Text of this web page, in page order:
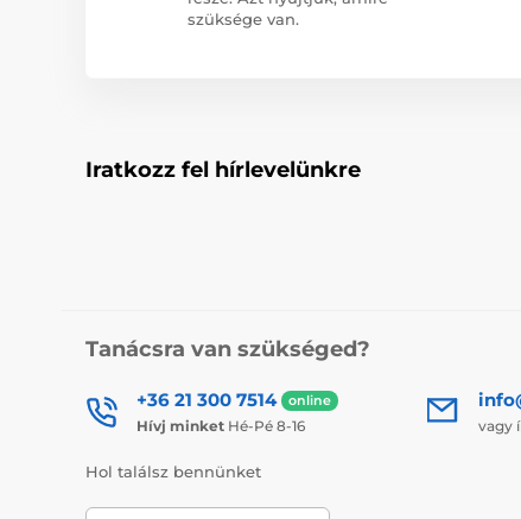
szüksége van.
Iratkozz fel hírlevelünkre
Tanácsra van szükséged?
+36 21 300 7514 online
Hívj minket Hé-Pé 8-16 vagy
Hol találsz bennünket